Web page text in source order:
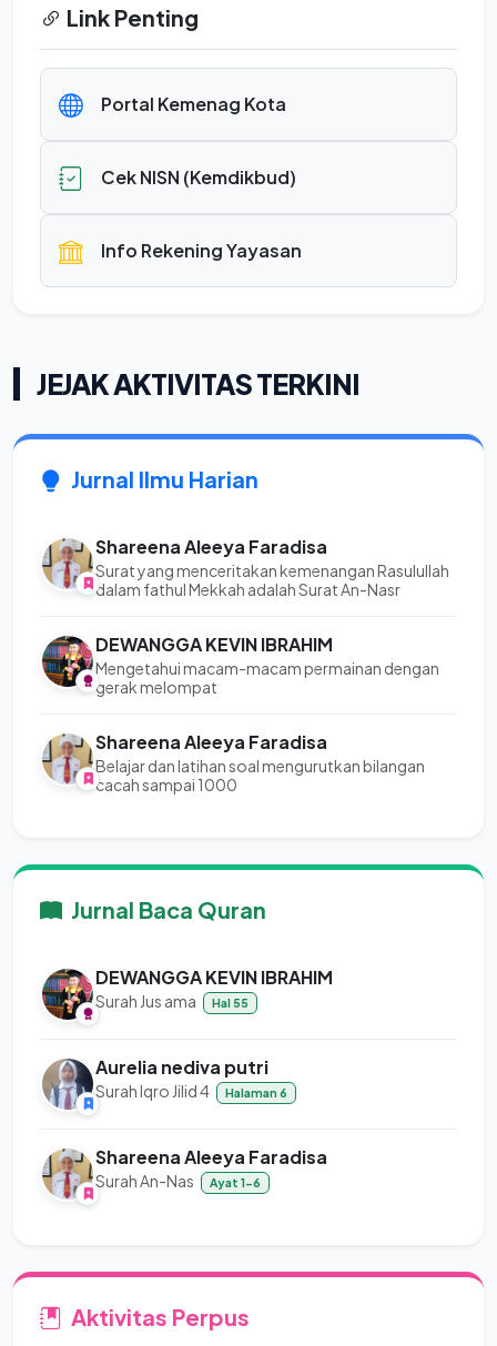
Link Penting
Portal Kemenag Kota
Cek NISN (Kemdikbud)
Info Rekening Yayasan
JEJAK AKTIVITAS TERKINI
Jurnal Ilmu Harian
Shareena Aleeya Faradisa
Surat yang menceritakan kemenangan Rasulullah
dalam fathul Mekkah adalah Surat An-Nasr
DEWANGGA KEVIN IBRAHIM
Mengetahui macam-macam permainan dengan
gerak melompat
Shareena Aleeya Faradisa
Belajar dan latihan soal mengurutkan bilangan
cacah sampai 1000
Jurnal Baca Quran
DEWANGGA KEVIN IBRAHIM
Surah Jus ama Hal 55
Aurelia nediva putri
Surah Iqro Jilid 4 Halaman 6
Shareena Aleeya Faradisa
Surah An-Nas Ayat 1-6
Aktivitas Perpus